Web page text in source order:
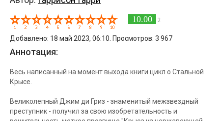
10.00 2
Добавлено: 18 май 2023, 06:10. Просмотров: 3 967
Аннотация:
Весь написанный на момент выхода книги цикл о Стальной
Крысе.
Великолепный Джим ди Гриз - знаменитый межзвездный
преступник - получил за свою изобретательность и